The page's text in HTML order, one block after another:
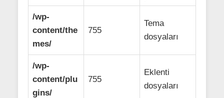
/wp-
content/the
mes/
755
Tema
dosyaları
/wp-
content/plu
gins/
755
Eklenti
dosyaları